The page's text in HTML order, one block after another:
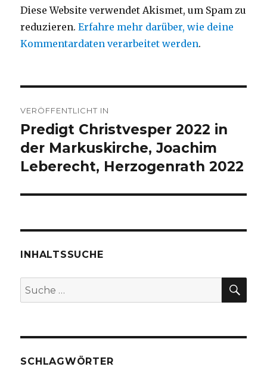
Diese Website verwendet Akismet, um Spam zu
reduzieren.Erfahre mehr darüber, wie deine
Kommentardaten verarbeitet werden.
VERÖFFENTLICHT IN
Predigt Christvesper 2022 in
der Markuskirche, Joachim
Leberecht, Herzogenrath 2022
INHALTSSUCHE
Suche
nach:
SCHLAGWÖRTER